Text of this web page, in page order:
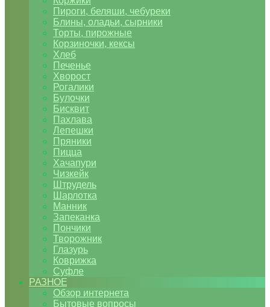
Пироги, беляши, чебуреки
Блины, оладьи, сырники
Торты, пирожные
Корзиночки, кексы
Хлеб
Печенье
Хворост
Рогалики
Булочки
Бисквит
Пахлава
Лепешки
Пряники
Пицца
Хачапури
Чизкейк
Штрудель
Шарлотка
Манник
Запеканка
Пончики
Творожник
Глазурь
Коврижка
Суфле
РАЗНОЕ
Обзор интернета
Бытовые вопросы